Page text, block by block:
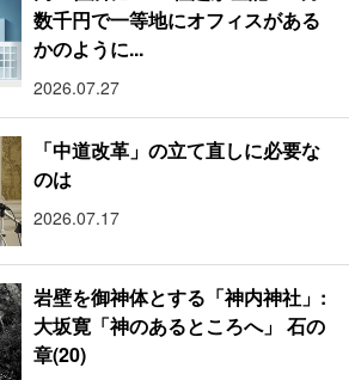
数千円で一等地にオフィスがある
かのように...
2026.07.27
「中道改革」の立て直しに必要な
のは
2026.07.17
岩壁を御神体とする「神内神社」:
大坂寛「神のあるところへ」 石の
章(20)